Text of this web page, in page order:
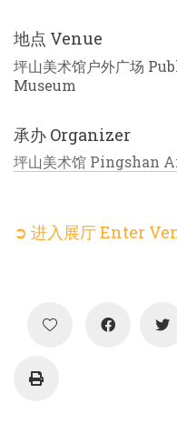
地点 Venue
坪山美术馆户外广场
Museum
承办 Organizer
坪山美术馆 Pingshan
➲ 进入展厅 Enter